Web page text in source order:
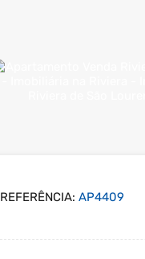
REFERÊNCIA: AP4409